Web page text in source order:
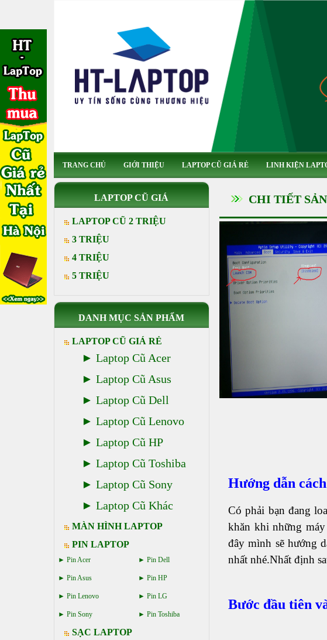
TRANG CHỦ GIỚI THIỆU LAPTOP CŨ GIÁ RẺ LINH KIỆN
CHI TIẾT
Hướng dẫn
Có phải bạn đang
khăn khi những
đây mình sẽ hướng
nhất nhé.Nhất định
Bước đầu tiên
LAPTOP CŨ GIÁ
LAPTOP CŨ 2 TRIỆU
3 TRIỆU
4 TRIỆU
5 TRIỆU
DANH MỤC SẢN PHẨM
LAPTOP CŨ GIÁ RẺ
Laptop Cũ Acer
Laptop Cũ Asus
Laptop Cũ Dell
Laptop Cũ Lenovo
Laptop Cũ HP
Laptop Cũ Toshiba
Laptop Cũ Sony
Laptop Cũ Khác
MÀN HÌNH LAPTOP
PIN LAPTOP
Pin Acer Pin Dell
Pin Asus Pin HP
Pin Lenovo Pin LG
Pin Sony Pin Toshiba
SẠC LAPTOP